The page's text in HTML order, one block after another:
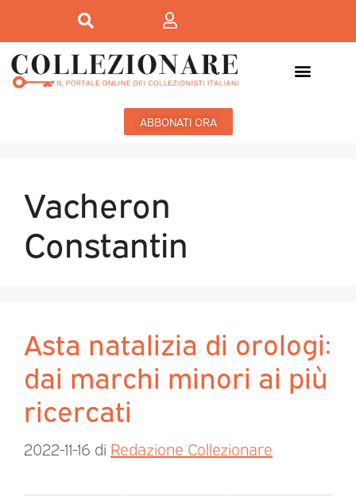
ABBONATI ORA
Vacheron
Constantin
Asta natalizia di orologi:
dai marchi minori ai più
ricercati
2022-11-16 di Redazione Collezionare